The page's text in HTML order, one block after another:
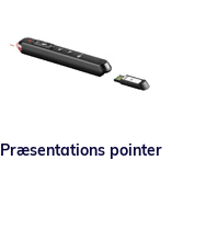
Præsentations pointer